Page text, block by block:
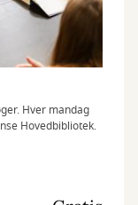
Hver mandag
Hovedbibliotek.